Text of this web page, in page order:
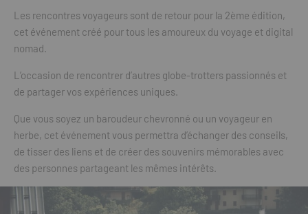
Les rencontres voyageurs sont de retour pour la 2ème édition,
cet événement créé pour tous les amoureux du voyage et digital
nomad.
L’occasion de rencontrer d’autres globe-trotters passionnés et
de partager vos expériences uniques.
Que vous soyez un baroudeur chevronné ou un voyageur en
herbe, cet événement vous permettra d’échanger des conseils,
de tisser des liens et de créer des souvenirs mémorables avec
des personnes partageant les mêmes intérêts.